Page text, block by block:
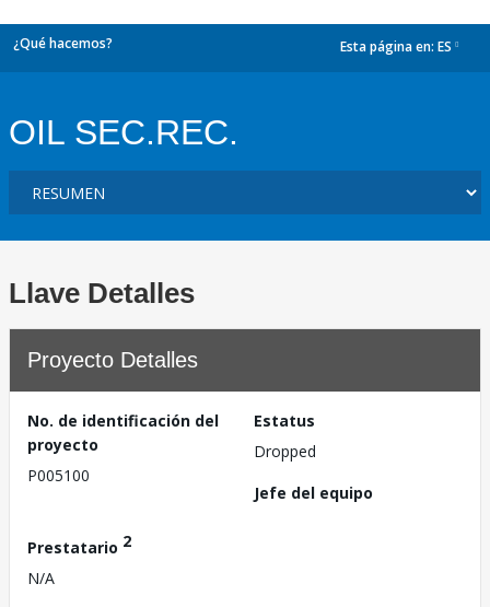
¿Qué hacemos? Esta página en: ES
OIL SEC.REC.
Llave Detalles
Proyecto Detalles
No. de identificación del
proyecto
P005100
Estatus
Dropped
Jefe del equipo
Prestatario 2
N/A